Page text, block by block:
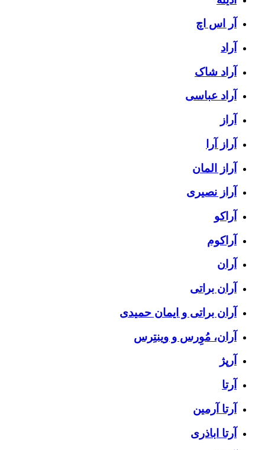
آر اس اچ
آراد
آراد شاک
آراد عباسی
آراز
آراز آرا
آراز المان
آراز نصیری
آراکو
آراکوم
آران
آران براتی
آران براتی و ایمان حمیدی
آران، مُوِرس و وینتِرس
آرپژ
آرتا
آرتا آرمین
آرتا اباذری